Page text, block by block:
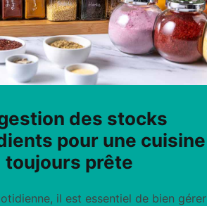
des stocks
pour une cuisine
toujours prête
il est essentiel de bien gérer